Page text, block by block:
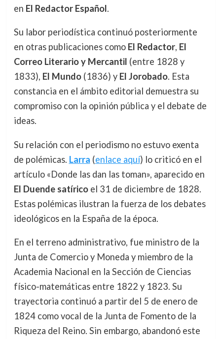
en El Redactor Español.
Su labor periodística continuó posteriormente
en otras publicaciones como El Redactor, El
Correo Literario y Mercantil (entre 1828 y
1833), El Mundo(1836) y El Jorobado. Esta
constancia en el ámbito editorial demuestra su
compromiso con la opinión pública y el debate de
ideas.
Su relación con el periodismo no estuvo exenta
de polémicas. Larra (enlace aquí) lo criticó en el
artículo «Donde las dan las toman», aparecido en
El Duende satíricoel 31 de diciembre de 1828.
Estas polémicas ilustran la fuerza de los debates
ideológicos en la España de la época.
En el terreno administrativo, fue ministro de la
Junta de Comercio y Moneda y miembro de la
Academia Nacional en la Sección de Ciencias
físico-matemáticas entre 1822 y 1823. Su
trayectoria continuó a partir del 5 de enero de
1824 como vocal de la Junta de Fomento de la
Riqueza del Reino. Sin embargo, abandonó este